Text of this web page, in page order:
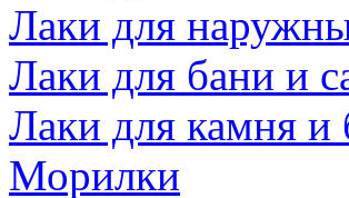
Лаки для
Лаки для бани и
Лаки для камня и
Морилки